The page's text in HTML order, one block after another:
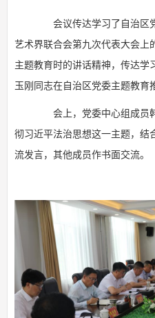
会议传达学习了自治区
艺术界联合会第九次代表大会上
主题教育时的讲话精神，传达学
玉刚同志在自治区党委主题教育
会上，党委中心组成员韩
彻习近平法治思想这一主题，结
流发言，其他成员作书面交流。